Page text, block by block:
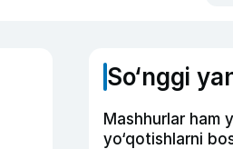
So‘nggi
Mashhurlar ham
yo‘qotishlarni